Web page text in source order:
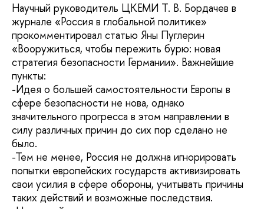
Научный руководитель ЦКЕМИ Т. В. Бордачев в
журнале «Россия в глобальной политике»
прокомментировал статью Яны Пуглерин
«Вооружиться, чтобы пережить бурю: новая
стратегия безопасности Германии». Важнейшие
пункты:
-Идея о большей самостоятельности Европы в
сфере безопасности не нова, однако
значительного прогресса в этом направлении в
силу различных причин до сих пор сделано не
было.
-Тем не менее, Россия не должна игнорировать
попытки европейских государств активизировать
свои усилия в сфере обороны, учитывать причины
таких действий и возможные последствия.